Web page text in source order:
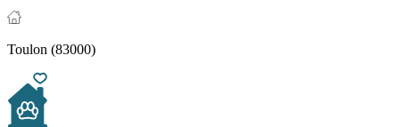
Toulon (83000)